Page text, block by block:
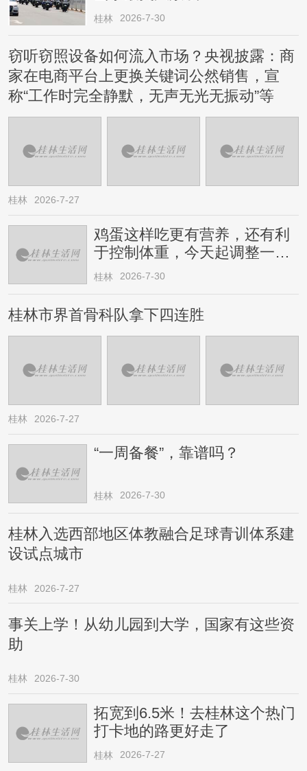
桂林 2026-7-30
窃听窃照设备如何流入市场？央视披露：商
家在电商平台上更换关键词公然销售，宣
称“工作时完全静默，无声无光无振动”等
桂林 2026-7-27
鸡蛋这样吃更有营养，还有利
于控制体重，今天起调整一下
→
桂林 2026-7-30
桂林市界首骨科队拿下四连胜
桂林 2026-7-27
“一周备餐”，靠谱吗？
桂林 2026-7-30
桂林入选西部地区体教融合足球青训体系建
设试点城市
桂林 2026-7-27
事关上学！从幼儿园到大学，国家有这些资
助
桂林 2026-7-30
拓宽到6.5米！去桂林这个热门
打卡地的路更好走了
桂林 2026-7-27